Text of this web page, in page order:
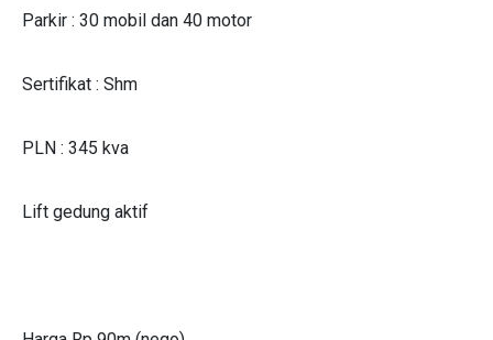
Parkir : 30 mobil dan 40 motor
Sertifikat : Shm
PLN : 345 kva
Lift gedung aktif